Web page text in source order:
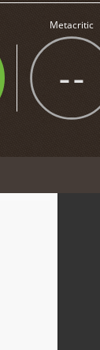
Metacritic
--